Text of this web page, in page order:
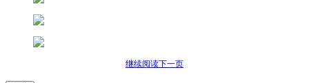
继续阅读下一页